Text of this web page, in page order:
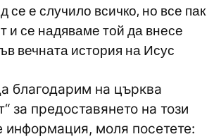
се е случило всичко, но все пак
и се надяваме той да внесе
вечната история на Исус
благодарим на църква
за предоставянето на този
информация, моля посетете: